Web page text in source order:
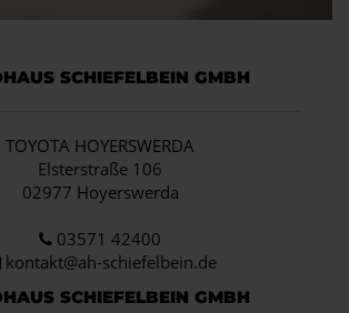
SCHIEFELBEIN GMBH
TOYOTA HOYERSWERDA
Elsterstraße 106
02977 Hoyerswerda
03571 42400
kontakt@ah-schiefelbein.de
SCHIEFELBEIN GMBH